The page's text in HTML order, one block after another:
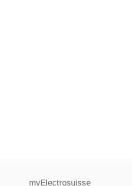
myElectrosuisse